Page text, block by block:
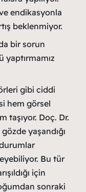
endikasyonla
beklenmiyor.
bir sorun
yaptırmamız
gibi ciddi
hem görsel
taşıyor. Doç. Dr.
yaşandığı
Bu tür
için
sonraki